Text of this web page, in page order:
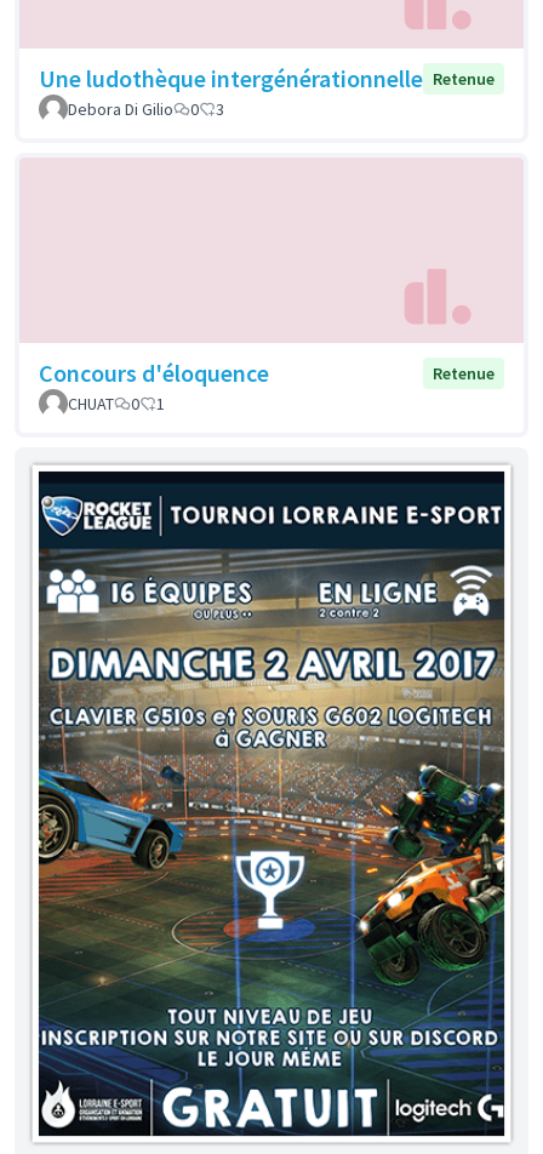
Une ludothèque intergénérationnelle Retenue
Debora Di Gilio
0 3
Concours d'éloquence
Retenue
CHUAT
0 1